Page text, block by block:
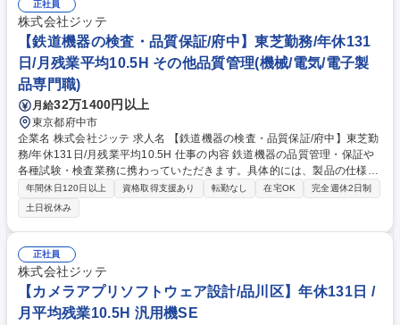
正社員
株式会社ジッテ
【鉄道機器の検査・品質保証/府中】東芝勤務/年休131
日/月残業平均10.5H その他品質管理(機械/電気/電子製
品専門職)
月給32万1400円以上
東京都府中市
企業名 株式会社ジッテ 求人名 【鉄道機器の検査・品質保証/府中】東芝勤
務/年休131日/月残業平均10.5H 仕事の内容 鉄道機器の品質管理・保証や
各種試験・検査業務に携わっていただきます。具体的には、製品の仕様書
に基づき品質確認及び工程改善をご担当いただきます。 【案件期間】東芝
鉄道事業向けに長期的にプロジェクトメンバーとして携わって頂くことを
想定しています。 【働く環境】 ■顧客(東芝様)と直接取引を行っている為
スムーズなコミュニケーションが可能。希望を伝えやすく、良好な関係を
築いています。 ■入社後、慣れるまでのフォローや教育は当社の社員だけ
ではなく、顧客の社員の方も対応頂いています。顧客先の研修も参加する
こともできます。 募集職種 【鉄道機器の検査・品質保証/府中】東芝勤務/
年休131日/月残業平均10.5H
年間休日120日以上 資格取得支援あり 転勤なし 在宅OK
完全週休2日制
土日祝休み
正社員
株式会社ジッテ
【カメラアプリソフトウェア設計/品川区】年休131日 /
月平均残業10.5H 汎用機SE